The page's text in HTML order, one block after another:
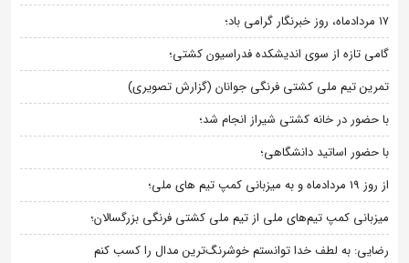
۱۷ مردادماه، روز خبرنگار گرامی باد؛
گامی تازه از سوی اندیشکده فدراسیون کشتی؛
تمرین تیم ملی کشتی فرنگی جوانان (گزارش تصویری)
با حضور در خانه کشتی شیراز انجام شد؛
با حضور اساتید دانشگاهی؛
از روز 19 مردادماه و به میزبانی کمپ تیم های ملی؛
میزبانی کمپ تیم‌های ملی از تیم ملی کشتی فرنگی بزرگسالان؛
رضایی: به لطف خدا توانستم خوشرنگ‌ترین مدال را کسب کنم